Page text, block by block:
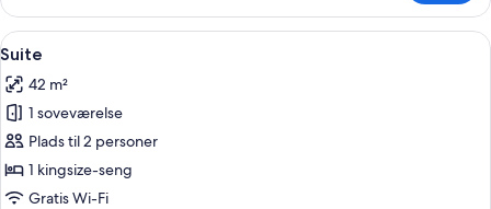
værelse
Indlæs
alle
billeder
af
Suite
Et moderne badeværelse med et
7
Suite
42 m²
1 soveværelse
Plads til 2 personer
1 kingsize-seng
Gratis Wi-Fi